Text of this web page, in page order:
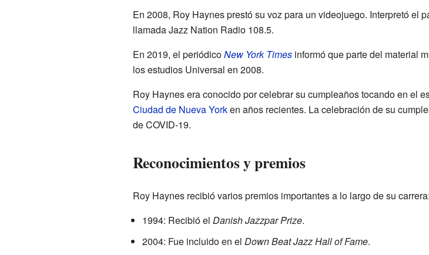
En 2008, Roy Haynes prestó su voz para un videojuego. Interpretó el
llamada Jazz Nation Radio 108.5.
En 2019, el periódicoNew York Timesinformó que parte del material
los estudios Universal en 2008.
Roy Haynes era conocido por celebrar su cumpleaños tocando en el
Ciudad de Nueva Yorken años recientes. La celebración de su
de COVID-19.
Reconocimientos y premios
Roy Haynes recibió varios premios importantes a lo largo de su carrera:
1994: Recibió el Danish Jazzpar Prize.
2004: Fue incluido en el Down Beat Jazz Hall of Fame.